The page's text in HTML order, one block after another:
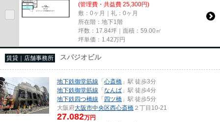
(管理費・共益費 25,300円)
敷：0ヶ月｜礼：0ヶ月
所在階：地下1階
坪数：17.84坪｜面積：59.00㎡
坪単価： 1.42万円
賃貸｜店舗事務所 スパジオビル
地下鉄御堂筋線 「心斎橋 」駅 徒歩3分
地下鉄御堂筋線 「なんば 」駅 徒歩4分
地下鉄四つ橋線 「四ツ橋 」駅 徒歩5分
大阪府大阪市中央区西心斎橋 ２丁目10-21
27.082万円